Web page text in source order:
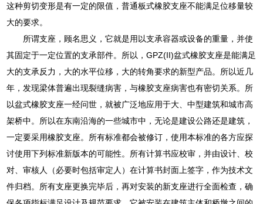
这种剪切变形是有一定的限值，普通板式橡胶支座不能满足位移量较
大的要求。
所谓支座，顾名思义，它就是用以支承容器或设备的重量，并使
其固定于一定位置的支承部件。所以，GPZ(II)盆式橡胶支座是能满足
大的支承反力，大的水平位移，大的转角要求的新型产品。所以近几
年，发现梁体普遍出现裂缝病害，与橡胶支座病害也有密切关系。所
以盆式橡胶支座一经问世，就被广泛地应用于大、中型建筑和城市高
架桥中。所以在东南沿海的一些城市中，无论是建设公路还是建筑，
一定要采用橡胶支座。所有标准都会被修订，使用本标准的各方应探
讨使用下列标准新版本的可能性。所有计算书应校审，并由设计、校
对、审核人（必要时包括审定人）在计算书封面上签字，作为技术文
件归档。所有支座更换完毕后，再对安装的新支座进行全面检查，确